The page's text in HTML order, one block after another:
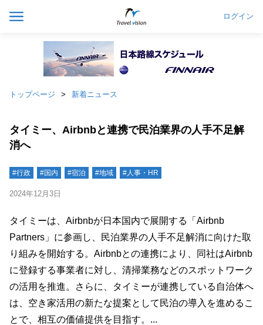
ログイン
トップページ 新着ニュース
タイミー、Airbnbと連携で民泊業界の人手不足解
消へ
#行政 #国内 #宿泊 #地域 #人事・HR
2024年12月3日
タイミーは、Airbnbが日本国内で展開する「Airbnb
Partners」に参画し、民泊業界の人手不足解消に向けた取
り組みを開始する。Airbnbとの連携により、同社はAirbnb
に登録する事業者に対し、清掃業務などのスポットワーク
の活用を推進。さらに、タイミーが連携している自治体へ
は、空き家活用の新たな提案として民泊の導入を進めるこ
とで、相互の価値提供を目指す。...